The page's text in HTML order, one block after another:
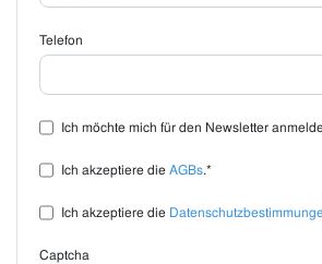
Telefon
Ich möchte mich für den Newsletter
Ich akzeptiere dieAGBs.*
Ich akzeptiere die
Captcha